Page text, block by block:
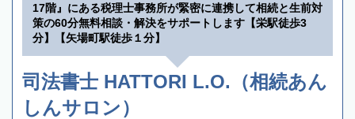
17階』にある税理士事務所が緊密に連携して相続と生前対
策の60分無料相談・解決をサポートします【栄駅徒歩3
分】【矢場町駅徒歩１分】
司法書士 HATTORI L.O.（相続あん
しんサロン）